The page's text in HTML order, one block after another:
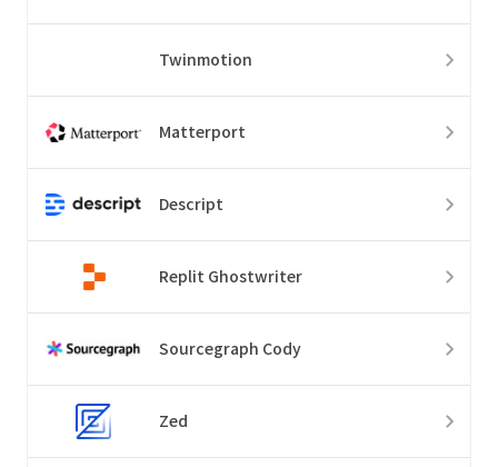
Twinmotion
Matterport
Descript
Replit Ghostwriter
Sourcegraph Cody
Zed